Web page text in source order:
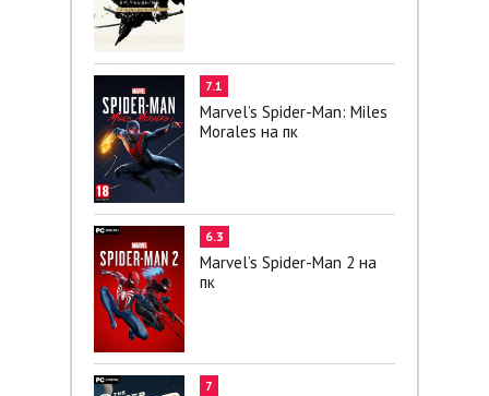
7.1
Marvel’s Spider-Man: Miles
Morales на пк
6.3
Marvel’s Spider-Man 2 на
пк
7